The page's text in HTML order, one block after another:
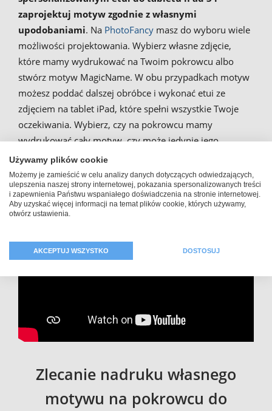
zaprojektuj motyw zgodnie z własnymi
upodobaniami. Na PhotoFancy masz do wyboru wiele
możliwości projektowania. Wybierz własne zdjęcie,
które mamy wydrukować na Twoim pokrowcu albo
stwórz motyw MagicName. W obu przypadkach motyw
możesz poddać dalszej obróbce i wykonać etui ze
zdjęciem na tablet iPad, które spełni wszystkie Twoje
oczekiwania. Wybierz, czy na pokrowcu mamy
wydrukować cały motyw, czy może jedynie jego
fragment. Jeśli zdjęcie ma odpowiednią rozdzielczość,
możliwe jest wszystko. Wypróbuj także pozostałe opcje
projektowania!
Zlecanie nadruku własnego
motywu na pokrowcu do
Używamy plików cookie
Możemy je zamieścić w celu analizy danych dotyczących odwiedzających,
ulepszenia naszej strony internetowej, pokazania spersonalizowanych treści
i zapewnienia Państwu wspaniałego doświadczenia na stronie internetowej.
Aby uzyskać więcej informacji na temat plików cookie, których używamy,
otwórz ustawienia.
AKCEPTUJ WSZYSTKO DOSTOSUJ